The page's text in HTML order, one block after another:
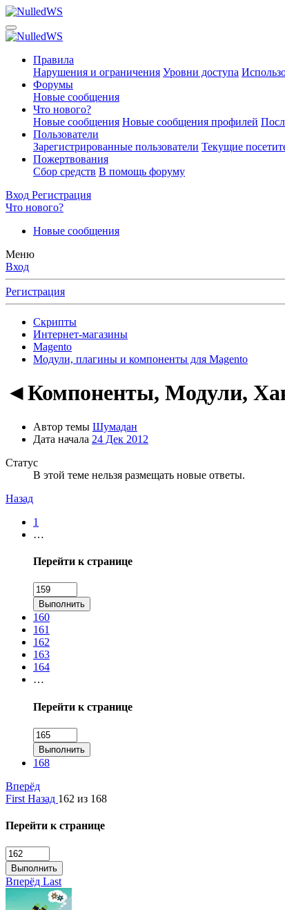
Правила
Нарушения и ограничения Уровни доступа
Форумы
Новые сообщения
Что нового?
Новые сообщения Новые сообщения профилей
Пользователи
Зарегистрированные пользователи Текущие
Пожертвования
Сбор средств В помощь форуму
Вход Регистрация
Что нового?
Новые сообщения
Меню
Вход
Регистрация
Скрипты
Интернет-магазины
Magento
Модули, плагины и компоненты для Magento
◄Компоненты, Модули,
Автор темы Шумадан
Дата начала 24 Дек 2012
Статус
В этой теме нельзя размещать новые ответы.
Назад
1
…
Перейти к странице
Выполнить
160
161
162
163
164
…
Перейти к странице
Выполнить
168
Вперёд
First Назад 162 из 168
Перейти к странице
Выполнить
Вперёд Last